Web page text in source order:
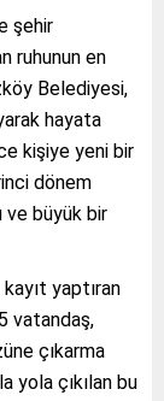
şehir
ruhunun en
Belediyesi,
hayata
kişiye yeni bir
dönem
ve büyük bir
yaptıran
vatandaş,
çıkarma
yola çıkılan bu